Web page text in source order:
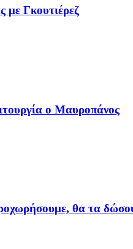
με Γκουτιέρεζ
ο Μαυροπάνος
θα τα